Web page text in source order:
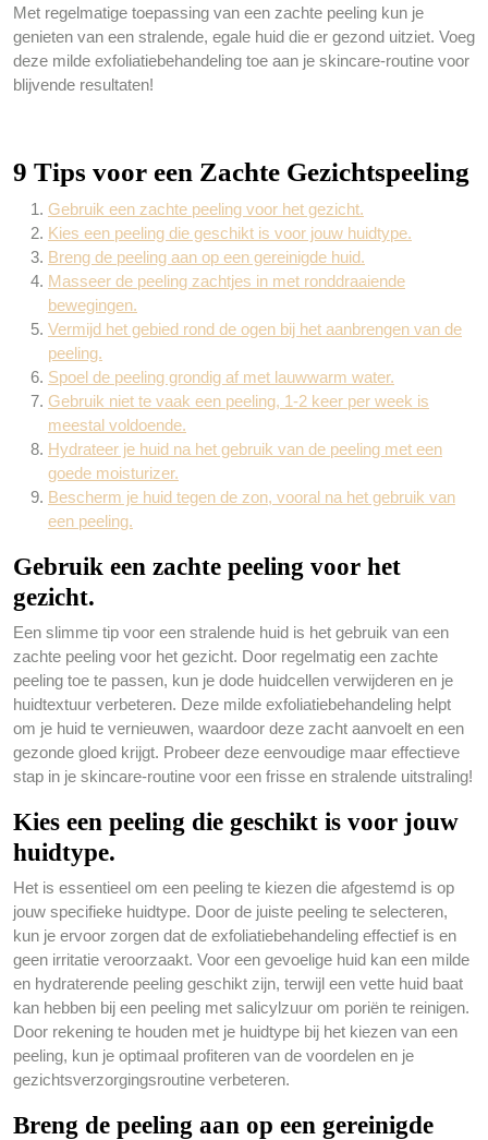
Met regelmatige toepassing van een zachte peeling kun je
genieten van een stralende, egale huid die er gezond uitziet. Voeg
deze milde exfoliatiebehandeling toe aan je skincare-routine voor
blijvende resultaten!
9 Tips voor een Zachte Gezichtspeeling
Gebruik een zachte peeling voor het gezicht.
Kies een peeling die geschikt is voor jouw huidtype.
Breng de peeling aan op een gereinigde huid.
Masseer de peeling zachtjes in met ronddraaiende
bewegingen.
Vermijd het gebied rond de ogen bij het aanbrengen van de
peeling.
Spoel de peeling grondig af met lauwwarm water.
Gebruik niet te vaak een peeling, 1-2 keer per week is
meestal voldoende.
Hydrateer je huid na het gebruik van de peeling met een
goede moisturizer.
Bescherm je huid tegen de zon, vooral na het gebruik van
een peeling.
Gebruik een zachte peeling voor het
gezicht.
Een slimme tip voor een stralende huid is het gebruik van een
zachte peeling voor het gezicht. Door regelmatig een zachte
peeling toe te passen, kun je dode huidcellen verwijderen en je
huidtextuur verbeteren. Deze milde exfoliatiebehandeling helpt
om je huid te vernieuwen, waardoor deze zacht aanvoelt en een
gezonde gloed krijgt. Probeer deze eenvoudige maar effectieve
stap in je skincare-routine voor een frisse en stralende uitstraling!
Kies een peeling die geschikt is voor jouw
huidtype.
Het is essentieel om een peeling te kiezen die afgestemd is op
jouw specifieke huidtype. Door de juiste peeling te selecteren,
kun je ervoor zorgen dat de exfoliatiebehandeling effectief is en
geen irritatie veroorzaakt. Voor een gevoelige huid kan een milde
en hydraterende peeling geschikt zijn, terwijl een vette huid baat
kan hebben bij een peeling met salicylzuur om poriën te reinigen.
Door rekening te houden met je huidtype bij het kiezen van een
peeling, kun je optimaal profiteren van de voordelen en je
gezichtsverzorgingsroutine verbeteren.
Breng de peeling aan op een gereinigde